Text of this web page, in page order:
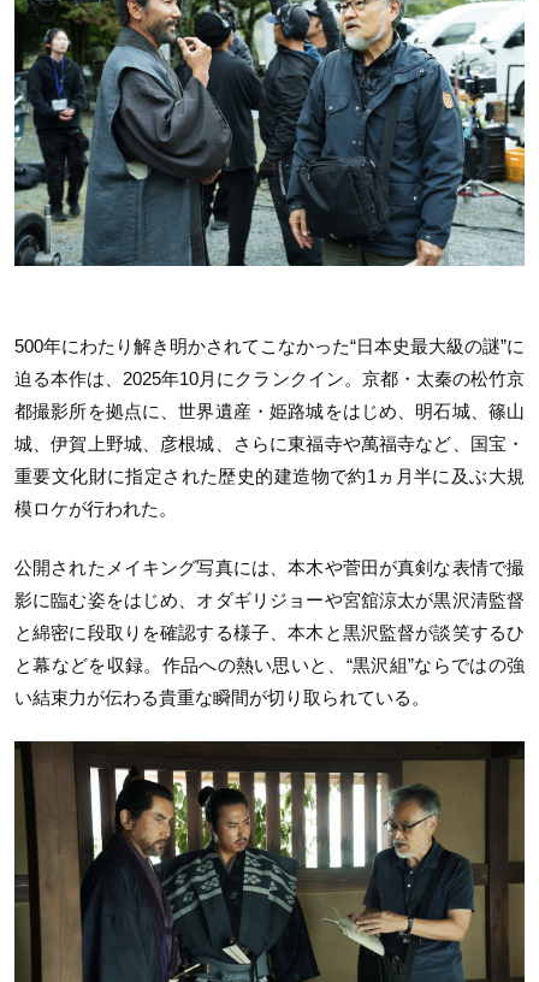
500年にわたり解き明かされてこなかった“日本史最大級の謎”に
迫る本作は、2025年10月にクランクイン。京都・太秦の松竹京
都撮影所を拠点に、世界遺産・姫路城をはじめ、明石城、篠山
城、伊賀上野城、彦根城、さらに東福寺や萬福寺など、国宝・
重要文化財に指定された歴史的建造物で約1ヵ月半に及ぶ大規
模ロケが行われた。
公開されたメイキング写真には、本木や菅田が真剣な表情で撮
影に臨む姿をはじめ、オダギリジョーや宮舘涼太が黒沢清監督
と綿密に段取りを確認する様子、本木と黒沢監督が談笑するひ
と幕などを収録。作品への熱い思いと、“黒沢組”ならではの強
い結束力が伝わる貴重な瞬間が切り取られている。